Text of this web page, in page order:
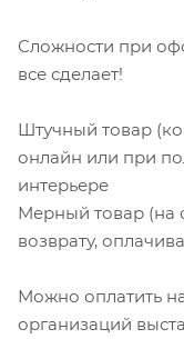
Сложности при
все сделает!
Штучный товар
онлайн или при
интерьере
Мерный товар (на
возврату,
Можно оплатить
организаций